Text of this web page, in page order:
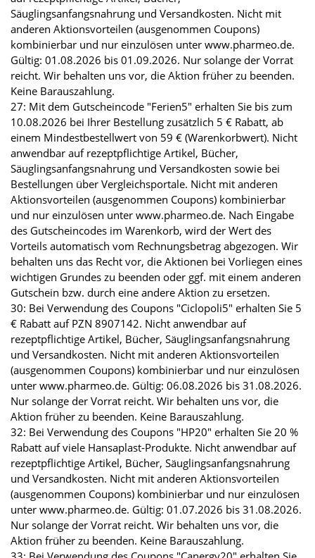
Säuglingsanfangsnahrung und Versandkosten. Nicht mit
anderen Aktionsvorteilen (ausgenommen Coupons)
kombinierbar und nur einzulösen unter www.pharmeo.de.
Gültig: 01.08.2026 bis 01.09.2026. Nur solange der Vorrat
reicht. Wir behalten uns vor, die Aktion früher zu beenden.
Keine Barauszahlung.
27: Mit dem Gutscheincode "Ferien5" erhalten Sie bis zum
10.08.2026 bei Ihrer Bestellung zusätzlich 5 € Rabatt, ab
einem Mindestbestellwert von 59 € (Warenkorbwert). Nicht
anwendbar auf rezeptpflichtige Artikel, Bücher,
Säuglingsanfangsnahrung und Versandkosten sowie bei
Bestellungen über Vergleichsportale. Nicht mit anderen
Aktionsvorteilen (ausgenommen Coupons) kombinierbar
und nur einzulösen unter www.pharmeo.de. Nach Eingabe
des Gutscheincodes im Warenkorb, wird der Wert des
Vorteils automatisch vom Rechnungsbetrag abgezogen. Wir
behalten uns das Recht vor, die Aktionen bei Vorliegen eines
wichtigen Grundes zu beenden oder ggf. mit einem anderen
Gutschein bzw. durch eine andere Aktion zu ersetzen.
30: Bei Verwendung des Coupons "Ciclopoli5" erhalten Sie 5
€ Rabatt auf PZN 8907142. Nicht anwendbar auf
rezeptpflichtige Artikel, Bücher, Säuglingsanfangsnahrung
und Versandkosten. Nicht mit anderen Aktionsvorteilen
(ausgenommen Coupons) kombinierbar und nur einzulösen
unter www.pharmeo.de. Gültig: 06.08.2026 bis 31.08.2026.
Nur solange der Vorrat reicht. Wir behalten uns vor, die
Aktion früher zu beenden. Keine Barauszahlung.
32: Bei Verwendung des Coupons "HP20" erhalten Sie 20 %
Rabatt auf viele Hansaplast-Produkte. Nicht anwendbar auf
rezeptpflichtige Artikel, Bücher, Säuglingsanfangsnahrung
und Versandkosten. Nicht mit anderen Aktionsvorteilen
(ausgenommen Coupons) kombinierbar und nur einzulösen
unter www.pharmeo.de. Gültig: 01.07.2026 bis 31.08.2026.
Nur solange der Vorrat reicht. Wir behalten uns vor, die
Aktion früher zu beenden. Keine Barauszahlung.